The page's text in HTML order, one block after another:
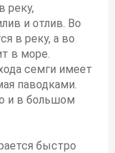
реку,
и отлив. Во
в реку, а во
в море.
семги имеет
паводками.
и в большом
быстро